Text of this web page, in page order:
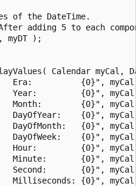
of the DateTime.
adding 5 to each
myDT );
Calendar myCal,
Era:          {0}",
Year:         {0}",
Month:        {0}",
DayOfYear:    {0}",
DayOfMonth:   {0}",
DayOfWeek:    {0}",
Hour:         {0}",
Minute:       {0}",
Second:       {0}",
Milliseconds: {0}",